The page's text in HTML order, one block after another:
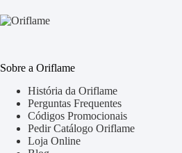
Sobre a Oriflame
História da Oriflame
Perguntas Frequentes
Códigos Promocionais
Pedir Catálogo Oriflame
Loja Online